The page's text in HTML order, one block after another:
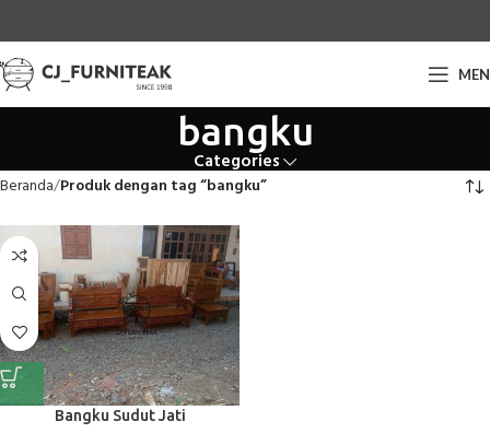
bangku
Categories
Beranda Produk dengan tag “bangku”
Bangku Sudut Jati